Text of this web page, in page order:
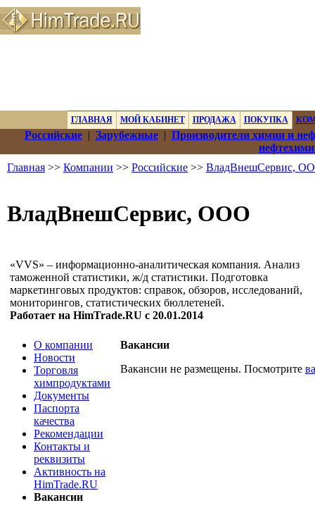
ГЛАВНАЯ МОЙ КАБИНЕТ ПРОДАЖА ПОКУПКА
Российские| Зарубежные| Производители химии и
Главная >> Компании >> Российские >> ВладВнешСервис,
ВладВнешСервис, ООО
«VVS» – информационно-аналитическая компания. Анализ
таможенной статистики, ж/д статистики. Подготовка
маркетинговых продуктов: справок, обзоров, исследований,
мониторингов, статистических бюллетеней.
Работает на HimTrade.RU с 20.01.2014
О компании
Новости
Торговля
химпродуктами
Документы
Паспорта
качества
Рекомендации
Контакты и
реквизиты
Активность на
HimTrade.RU
Вакансии
Вакансии
Вакансии не размещены. Посмотрите